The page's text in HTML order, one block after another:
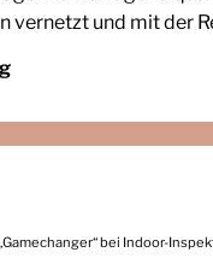
vernetzt und mit der
bei Indoor-